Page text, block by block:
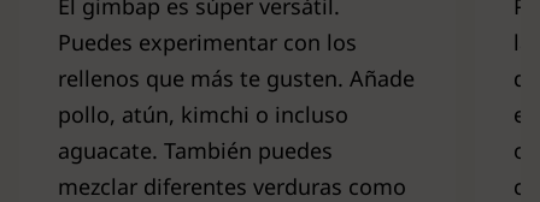
Puedes experimentar con los
rellenos que más te gusten. Añade
pollo, atún, kimchi o incluso
aguacate. También puedes
mezclar diferentes verduras como
la
o